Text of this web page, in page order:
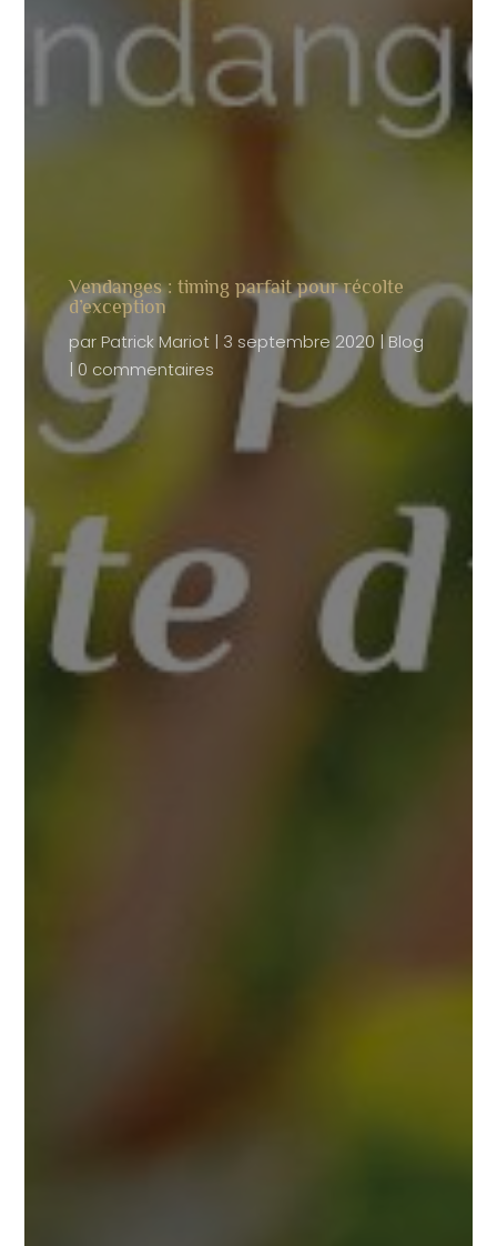
Vendanges : timing parfait pour récolte
d’exception
par Patrick Mariot | 3 septembre 2020 |Blog
| 0 commentaires